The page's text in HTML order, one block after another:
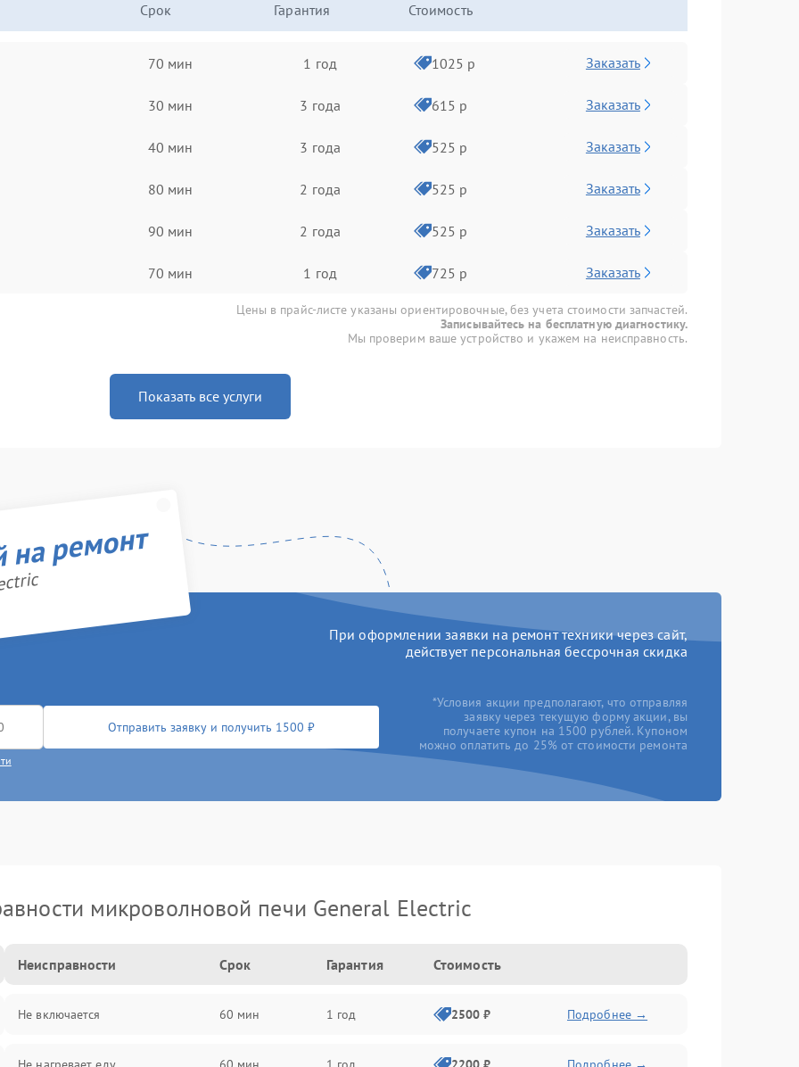
Срок Гарантия Стоимость
70 мин 1 год 1025 р Заказать
30 мин 3 года 615 р Заказать
40 мин 3 года 525 р Заказать
80 мин 2 года 525 р Заказать
90 мин 2 года 525 р Заказать
70 мин 1 год 725 р Заказать
Цены в прайс-листе указаны ориентировочные, без учета стоимости запчастей.
Записывайтесь на бесплатную диагностику.
Мы проверим ваше устройство и укажем на неисправность.
Показать все услуги
ремонт
При оформлении заявки на ремонт техники через сайт,
действует персональная бессрочная скидка
Отправить заявку и получить 1500 ₽
*Условия акции предполагают, что отправляя
заявку через текущую форму акции, вы
получаете купон на 1500 рублей. Купоном
можно оплатить до 25% от стоимости ремонта
микроволновой печи General Electric
Неисправности Срок Гарантия Стоимость
Не включается 60 мин 1 год 2500 ₽ Подробнее →